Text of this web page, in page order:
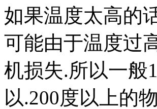
如果温度太高的
可能由于温度过
机损失.所以一般
以.200度以上的